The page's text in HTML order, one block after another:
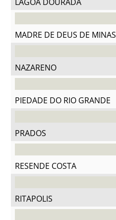
MADRE DE DEUS DE MINAS
NAZARENO
PIEDADE DO RIO GRANDE
PRADOS
RESENDE COSTA
RITAPOLIS